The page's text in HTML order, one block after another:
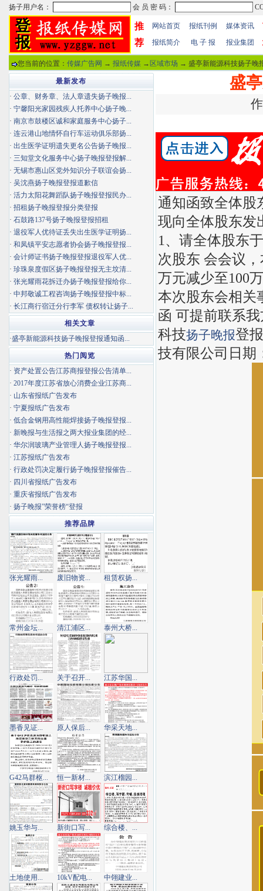
推
荐
网站首页 报纸刊例 媒体资讯
报纸简介 电 子 报 报业集团
您当前的位置： 传媒广告网 → 报纸传媒 → 区域市场 → 盛亭新能源科技扬子晚
盛
通知函致全体股
现向全体股东发
1、请全体股东
次股东 会会议
万元减少至100
本次股东会相关
函 可提前联系
科技扬子晚报登
技有限公司日期
最新发布
· 公章、财务章、法人章遗失扬子晚报...
· 宁馨阳光家园残疾人托养中心扬子晚...
· 南京市鼓楼区诚和家庭服务中心扬子...
· 连云港山地情怀自行车运动俱乐部扬...
· 出生医学证明遗失更名公告扬子晚报...
· 三知堂文化服务中心扬子晚报登报解...
· 无锡市惠山区党外知识分子联谊会扬...
· 吴沈燕扬子晚报登报道歉信
· 活力太阳花舞蹈队扬子晚报登报民办...
· 招租扬子晚报登报分类登报
· 石鼓路137号扬子晚报登报招租
· 退役军人优待证丢失出生医学证明扬...
· 和凤镇平安志愿者协会扬子晚报登报...
· 会计师证书扬子晚报登报退役军人优...
· 珍珠泉度假区扬子晚报登报无主坟清...
· 张光耀雨花拆迁办扬子晚报登报给你...
· 中邦敬诚工程咨询扬子晚报登报中标...
· 长江商行宿迁分行李军 债权转让扬子...
相关文章
·盛亭新能源科技扬子晚报登报通知函...
热门阅览
· 资产处置公告江苏商报登报公告清单...
· 2017年度江苏省放心消费企业江苏商...
· 山东省报纸广告发布
· 宁夏报纸广告发布
· 低合金钢用高性能焊接扬子晚报登报...
· 新晚报与生活报之两大报业集团的经...
· 华尔润玻璃产业管理人扬子晚报登报...
· 江苏报纸广告发布
· 行政处罚决定履行扬子晚报登报催告...
· 四川省报纸广告发布
· 重庆省报纸广告发布
· 扬子晚报”荣誉榜“登报
推荐品牌
张光耀雨... 废旧物资... 租赁权扬...
常州金坛... 清江浦区... 泰州大桥...
行政处罚... 关于召开... 江苏华国...
墨香见证... 原人保后... 华采天地...
G42马群枢... 恒一新材... 滨江榴园...
姚玉华与... 新街口写... 综合楼、...
土地使用... 10kV配电... 中翎建业...